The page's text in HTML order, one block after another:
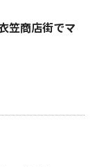
笠商店街でマ